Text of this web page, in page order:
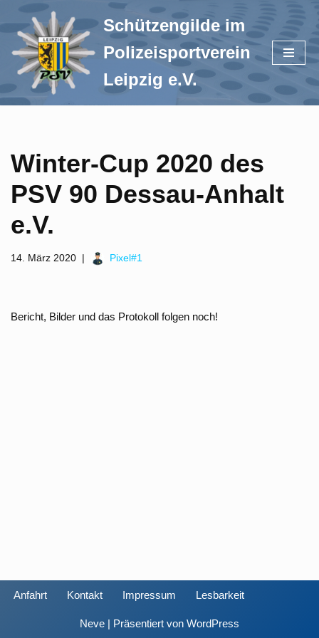
Zum
Inhalt
springen
Schützengilde im
Polizeisportverein
Leipzig e.V.
Winter-Cup 2020 des
PSV 90 Dessau-Anhalt
e.V.
14. März 2020 Pixel#1
Bericht, Bilder und das Protokoll folgen noch!
Anfahrt Kontakt Impressum Lesbarkeit
Neve | Präsentiert von WordPress